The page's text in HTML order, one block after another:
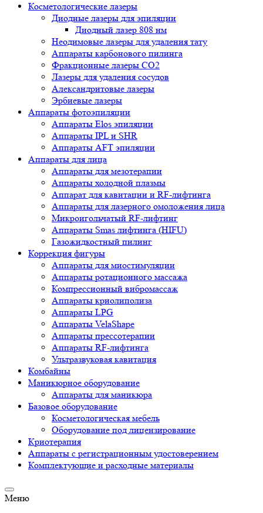
Косметологические лазеры
Диодные лазеры для эпиляции
Диодный лазер 808 нм
Неодимовые лазеры для удаления тату
Аппараты карбонового пилинга
Фракционные лазеры CO2
Лазеры для удаления сосудов
Александритовые лазеры
Эрбиевые лазеры
Аппараты фотоэпиляции
Аппараты Elos эпиляции
Аппараты IPL и SHR
Аппараты AFT эпиляции
Аппараты для лица
Аппараты для мезотерапии
Аппараты холодной плазмы
Аппарат для кавитации и RF-лифтинга
Аппараты для лазерного омоложения лица
Микроигольчатый RF-лифтинг
Аппараты Smas лифтинга (HIFU)
Газожидкостный пилинг
Коррекция фигуры
Аппараты для миостимуляции
Аппараты ротационного массажа
Компрессионный вибромассаж
Аппараты криолиполиза
Аппараты LPG
Аппараты VelaShape
Аппараты прессотерапии
Аппараты RF-лифтинга
Ультразвуковая кавитация
Комбайны
Маникюрное оборудование
Аппараты для маникюра
Базовое оборудование
Косметологическая мебель
Оборудование под лицензирование
Криотерапия
Аппараты c регистрационным удостоверением
Комплектующие и расходные материалы
Меню